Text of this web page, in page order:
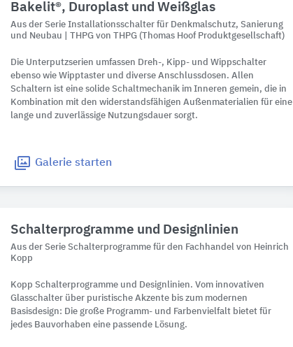
Bakelit®, Duroplast und Weißglas
Aus der Serie Installationsschalter für Denkmalschutz, Sanierung
und Neubau | THPG von THPG (Thomas Hoof Produktgesellschaft)
Die Unterputzserien umfassen Dreh-, Kipp- und Wippschalter
ebenso wie Wipptaster und diverse Anschlussdosen. Allen
Schaltern ist eine solide Schaltmechanik im Inneren gemein, die in
Kombination mit den widerstandsfähigen Außenmaterialien für eine
lange und zuverlässige Nutzungsdauer sorgt.
Galerie starten
Schalterprogramme und Designlinien
Aus der Serie Schalterprogramme für den Fachhandel von Heinrich
Kopp
Kopp Schalterprogramme und Designlinien. Vom innovativen
Glasschalter über puristische Akzente bis zum modernen
Basisdesign: Die große Programm- und Farbenvielfalt bietet für
jedes Bauvorhaben eine passende Lösung.